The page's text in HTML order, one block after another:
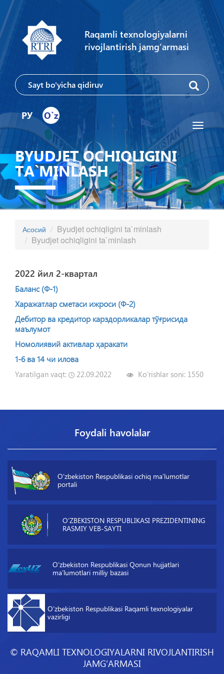
Raqamli texnologiyalarni
rivojlantirish jamg‘armasi
РУ O`z
Toggle
BYUDJET OCHIQLIGINI
TA`MINLASH
Асосий
Byudjet ochiqligini ta`minlash
Byudjet ochiqligini ta`minlash
2022 йил 2-квартал
Баланс (Ф-1)
Харажатлар сметаси ижроси (Ф-2)
Дебитор ва кредитор карздорликалар тўғрисида
маълумот
Номолиявий активлар ҳаракати
1-6 ва 14 чи илова
Yaratilgan vaqt: 22.09.2022 Ko‘rishlar soni: 1550
Foydali havolalar
O‘zbekiston Respublikasi ochiq maʼlumotlar
portali
O‘ZBEKISTON RESPUBLIKASI PREZIDENTINING
RASMIY VEB-SAYTI
O‘zbekiston Respublikasi Qonun hujjatlari
maʼlumotlari milliy bazasi
O‘zbekiston Respublikasi Raqamli texnologiyalar
vazirligi
© RAQAMLI TEXNOLOGIYALARNI RIVOJLANTIRISH
JAMG‘ARMASI